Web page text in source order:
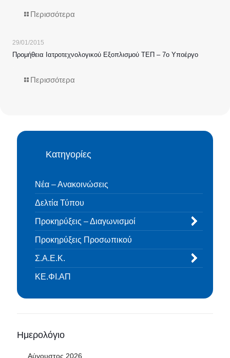
Περισσότερα
29/01/2015
Προμήθεια Ιατροτεχνολογικού Εξοπλισμού ΤΕΠ – 7o Yποέργo
Περισσότερα
Κατηγορίες
Νέα – Ανακοινώσεις
Δελτία Τύπου
Προκηρύξεις – Διαγωνισμοί
Προκηρύξεις Προσωπικού
Σ.Α.Ε.Κ.
ΚΕ.ΦΙ.ΑΠ
Ημερολόγιο
Αύγουστος 2026